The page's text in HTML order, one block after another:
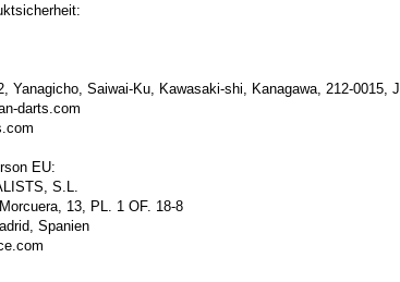
Yanagicho, Saiwai-Ku, Kawasaki-shi, Kanagawa, 212-0015,
darts.com
EU:
S.L.
13, PL. 1 OF. 18-8
Spanien